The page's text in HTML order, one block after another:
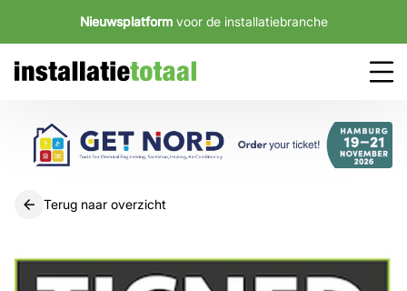
Nieuwsplatform voor de installatiebranche
Terug naar overzicht